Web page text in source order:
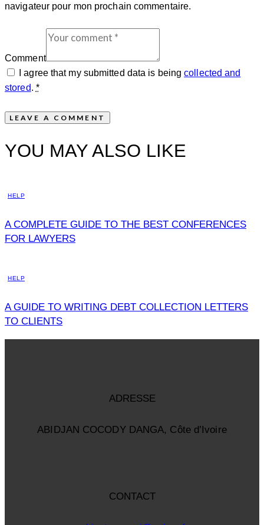
navigateur pour mon prochain commentaire.
Comment
I agree that my submitted data is beingcollected and
stored. *
YOU MAY ALSO LIKE
HELP
A COMPLETE GUIDE TO THE BEST CONFERENCES
FOR LAWYERS
HELP
A GUIDE TO WRITING DEBT COLLECTION LETTERS
TO CLIENTS
ADRESSE
ABIDJAN COCODY DANGA, Côte d’Ivoire
CONTACT